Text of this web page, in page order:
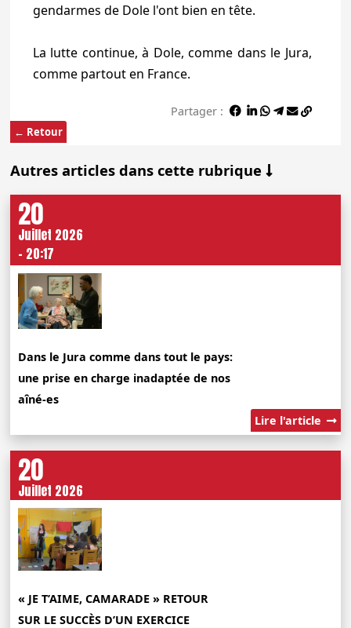
← Retour
gendarmes de Dole l'ont bien en tête.
La lutte continue, à Dole, comme dans le Jura,
comme partout en France.
Partager :
Autres articles dans cette rubrique
20
Juillet 2026
- 20:17
Dans le Jura comme dans tout le pays:
une prise en charge inadaptée de nos
aîné-es
Lire l'article
20
Juillet 2026
« JE T’AIME, CAMARADE » RETOUR
SUR LE SUCCÈS D’UN EXERCICE